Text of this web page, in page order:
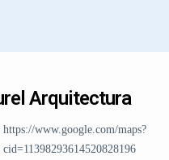
Arquitectura
https://www.google.com/maps?
cid=11398293614520828196